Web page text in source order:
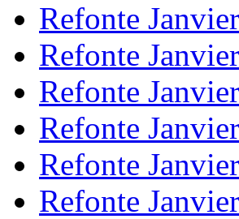
Refonte
Refonte
Refonte
Refonte
Refonte
Refonte